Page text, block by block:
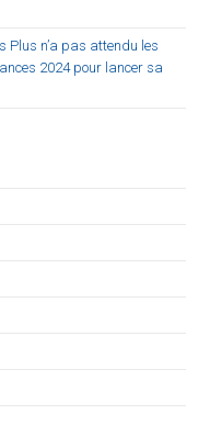
Plus n’a pas attendu les
2024 pour lancer sa